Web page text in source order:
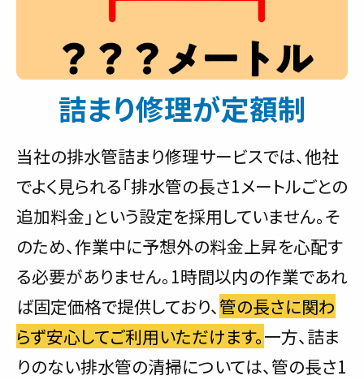
詰まり修理が定額制
当社の排水管詰まり修理サービスでは、他社
でよく見られる「排水管の長さ1メートルごとの
追加料金」という設定を採用していません。そ
のため、作業中に予想外の料金上昇を心配す
る必要がありません。1時間以内の作業であれ
ば固定価格で提供しており、管の長さに関わ
らず安心してご利用いただけます。一方、詰ま
りのない排水管の清掃については、管の長さ1